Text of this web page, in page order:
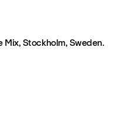
Mix, Stockholm, Sweden.